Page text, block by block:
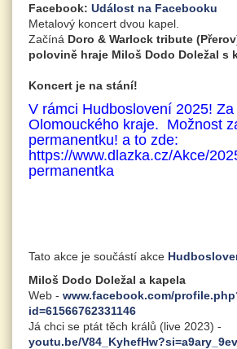
Facebook: Událost na Facebooku
Metalový koncert dvou kapel.
Začíná Doro & Warlock tribute
polovině hraje Miloš Dodo Doležal s
Koncert je na stání!
V rámci Hudboslovení 2025!
Olomouckého kraje. Možnost
permanentku! a to zde:
https://www.dlazka.cz/Akce/
permanentka
Tato akce je součástí akce
Miloš Dodo Doležal a kapela
Web - www.facebook.com/
id=61566762331146
Já chci se ptát těch králů (live 2023) -
youtu.be/